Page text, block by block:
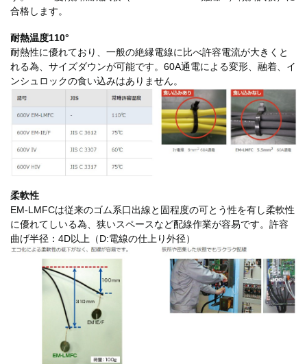
合格します。
耐熱温度110°
耐熱性に優れており、一般の絶縁電線に比べ許容電流が大きくと
れる為、サイズダウンが可能です。60A通電による変形、融着、イ
ンシュロックの食い込みはありません。
柔軟性
EM-LMFCは従来のゴム系口出線と固程度の可とう性を有し柔軟性
に優れてしいる為、狭いスペースなど配線作業が容易です。許容
曲げ半径：4D以上（D:電線の仕上り外径）